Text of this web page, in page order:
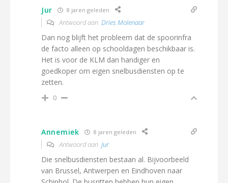
Jur 8 jaren geleden
Antwoord aan Dries Molenaar
Dan nog blijft het probleem dat de spoorinfra
de facto alleen op schooldagen beschikbaar is.
Het is voor de KLM dan handiger en
goedkoper om eigen snelbusdiensten op te
zetten.
0
Annemiek 8 jaren geleden
Antwoord aan Jur
Die snelbusdiensten bestaan al. Bijvoorbeeld
van Brussel, Antwerpen en Eindhoven naar